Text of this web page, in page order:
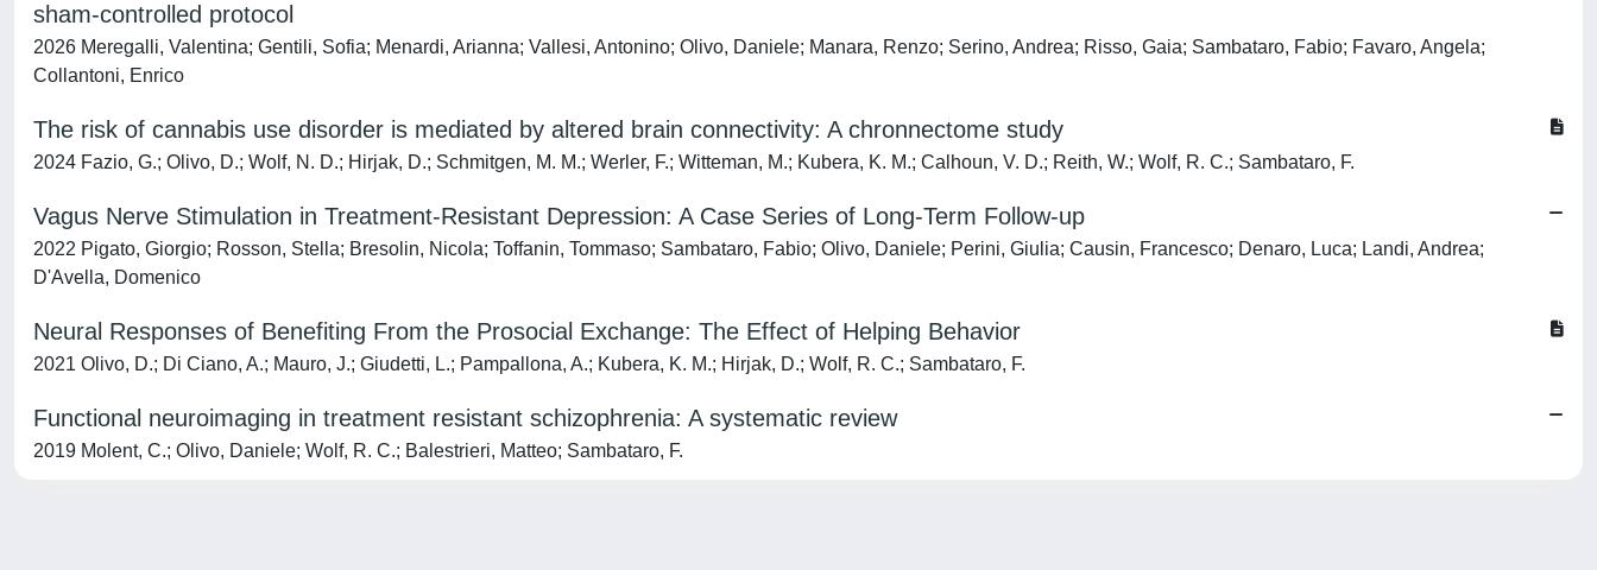
sham-controlled protocol
2026 Meregalli, Valentina; Gentili, Sofia; Menardi, Arianna; Vallesi, Antonino; Olivo, Daniele; Manara, Renzo; Serino, Andrea; Risso, Gaia; Sambataro, Fabio; Favaro, Angela;
Collantoni, Enrico
The risk of cannabis use disorder is mediated by altered brain connectivity: A chronnectome study
2024 Fazio, G.; Olivo, D.; Wolf, N. D.; Hirjak, D.; Schmitgen, M. M.; Werler, F.; Witteman, M.; Kubera, K. M.; Calhoun, V. D.; Reith, W.; Wolf, R. C.; Sambataro, F.
Vagus Nerve Stimulation in Treatment-Resistant Depression: A Case Series of Long-Term Follow-up
2022 Pigato, Giorgio; Rosson, Stella; Bresolin, Nicola; Toffanin, Tommaso; Sambataro, Fabio; Olivo, Daniele; Perini, Giulia; Causin, Francesco; Denaro, Luca; Landi, Andrea;
D'Avella, Domenico
Neural Responses of Benefiting From the Prosocial Exchange: The Effect of Helping Behavior
2021 Olivo, D.; Di Ciano, A.; Mauro, J.; Giudetti, L.; Pampallona, A.; Kubera, K. M.; Hirjak, D.; Wolf, R. C.; Sambataro, F.
Functional neuroimaging in treatment resistant schizophrenia: A systematic review
2019 Molent, C.; Olivo, Daniele; Wolf, R. C.; Balestrieri, Matteo; Sambataro, F.